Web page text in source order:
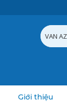
Giới thiệu